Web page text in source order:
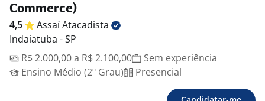
Commerce)
4,5 AssaíAtacadista
Indaiatuba - SP
R$ 2.000,00 a R$ 2.100,00
Sem experiência
Ensino Médio (2º Grau)
Presencial